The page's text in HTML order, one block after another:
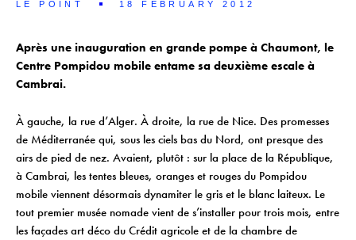
LE POINT 18 FEBRUARY 2012
Après une inauguration en grande pompe à Chaumont, le
Centre Pompidou mobile entame sa deuxième escale à
Cambrai.
À gauche, la rue d’Alger. À droite, la rue de Nice. Des promesses
de Méditerranée qui, sous les ciels bas du Nord, ont presque des
airs de pied de nez. Avaient, plutôt : sur la place de la République,
à Cambrai, les tentes bleues, oranges et rouges du Pompidou
mobile viennent désormais dynamiter le gris et le blanc laiteux. Le
tout premier musée nomade vient de s’installer pour trois mois, entre
les façades art déco du Crédit agricole et de la chambre de